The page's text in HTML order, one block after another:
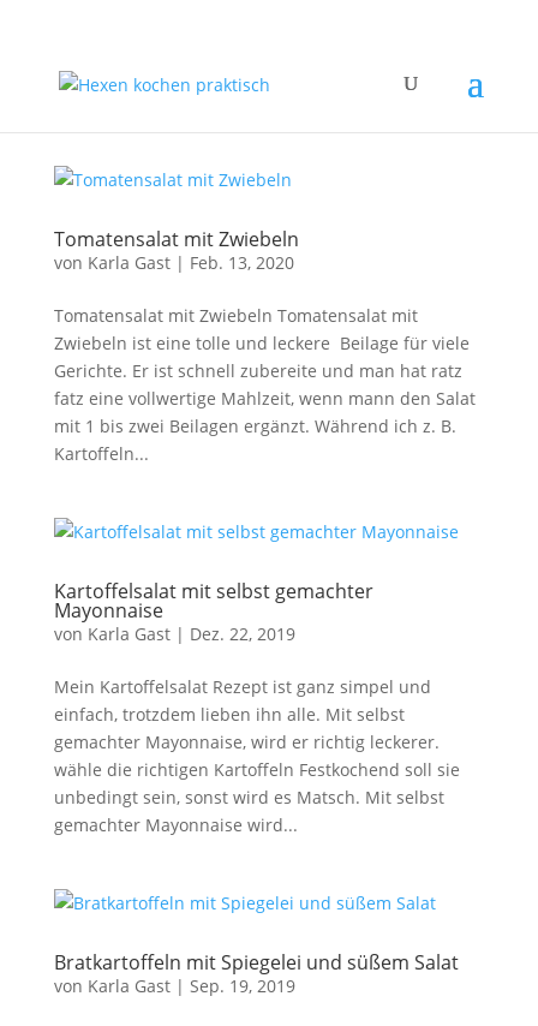
Tomatensalat mit Zwiebeln
von Karla Gast| Feb. 13, 2020
Tomatensalat mit Zwiebeln Tomatensalat mit
Zwiebeln ist eine tolle und leckere Beilage für viele
Gerichte. Er ist schnell zubereite und man hat ratz
fatz eine vollwertige Mahlzeit, wenn mann den Salat
mit 1 bis zwei Beilagen ergänzt. Während ich z. B.
Kartoffeln...
Kartoffelsalat mit selbst gemachter
Mayonnaise
von Karla Gast| Dez. 22, 2019
Mein Kartoffelsalat Rezept ist ganz simpel und
einfach, trotzdem lieben ihn alle. Mit selbst
gemachter Mayonnaise, wird er richtig leckerer.
wähle die richtigen Kartoffeln Festkochend soll sie
unbedingt sein, sonst wird es Matsch. Mit selbst
gemachter Mayonnaise wird...
Bratkartoffeln mit Spiegelei und süßem Salat
von Karla Gast| Sep. 19, 2019